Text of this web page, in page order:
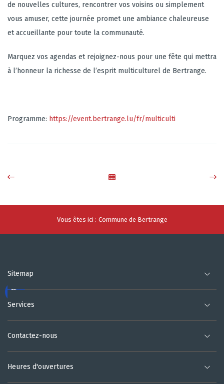
de nouvelles cultures, rencontrer vos voisins ou simplement
vous amuser, cette journée promet une ambiance chaleureuse
et accueillante pour toute la communauté.
Marquez vos agendas et rejoignez-nous pour une fête qui mettra
à l’honneur la richesse de l’esprit multiculturel de Bertrange.
Programme: https://event.bertrange.lu/fr/multiculti
Vous êtes ici : Commune de Bertrange
Sitemap
Services
Contactez-nous
Heures d'ouvertures